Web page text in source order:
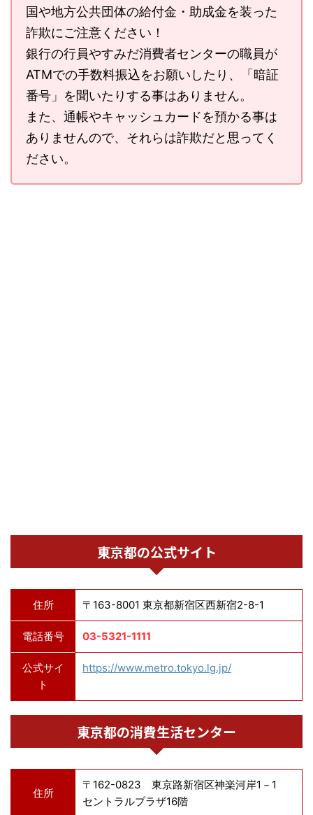
国や地方公共団体の給付金・助成金を装った
詐欺にご注意ください！
銀行の行員やすみだ消費者センターの職員が
ATMでの手数料振込をお願いしたり、「暗証
番号」を聞いたりする事はありません。
また、通帳やキャッシュカードを預かる事は
ありませんので、それらは詐欺だと思ってく
ださい。
東京都の公式サイト
住所 〒163-8001 東京都新宿区西新宿2-8-1
電話番号 03-5321-1111
公式サイ
ト
https://www.metro.tokyo.lg.jp/
東京都の消費生活センター
住所
〒162-0823 東京路新宿区神楽河岸1－1
セントラルプラザ16階